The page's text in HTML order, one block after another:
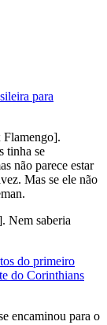
para
Flamengo].
tinha se
não parece estar
Mas se ele não
Nem saberia
do primeiro
do Corinthians
encaminou para o